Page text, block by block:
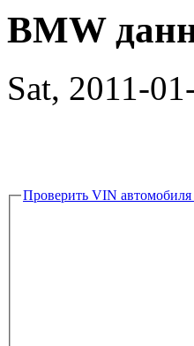
BMW
Sat, 2011-
Проверить VIN